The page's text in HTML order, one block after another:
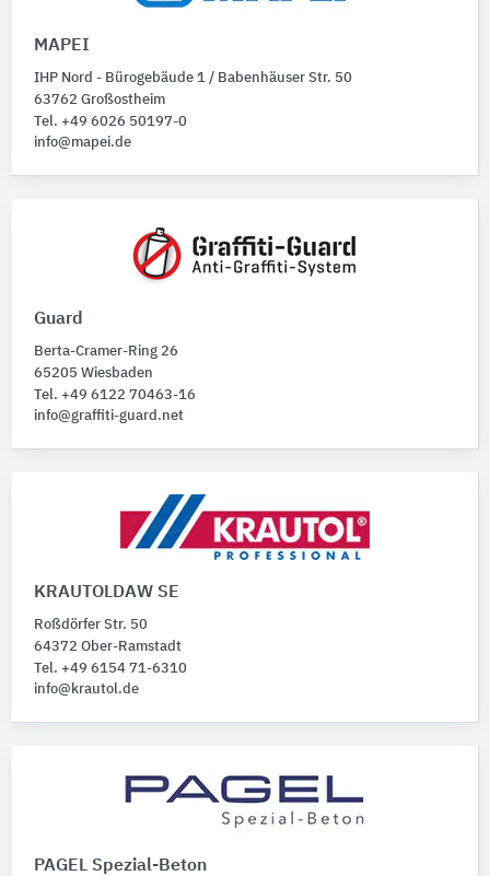
MAPEI
IHP Nord - Bürogebäude 1 / Babenhäuser Str. 50
63762 Großostheim
Tel. +49 6026 50197-0
info@mapei.de
Guard
Berta-Cramer-Ring 26
65205 Wiesbaden
Tel. +49 6122 70463-16
info@graffiti-guard.net
KRAUTOLDAW SE
Roßdörfer Str. 50
64372 Ober-Ramstadt
Tel. +49 6154 71-6310
info@krautol.de
PAGEL Spezial-Beton